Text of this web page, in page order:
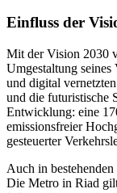
Einfluss der
Mit der Vision 2030
Umgestaltung seines
und digital
und die futuristische
Entwicklung: eine
emissionsfreier
gesteuerter
Auch in
Die Metro in Riad